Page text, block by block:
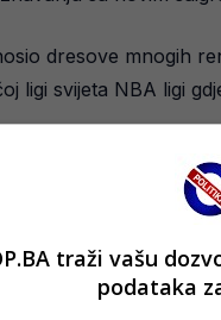
dresove mnogih
ligi svijeta NBA ligi
sada dokazuje da
traži vašu
podataka